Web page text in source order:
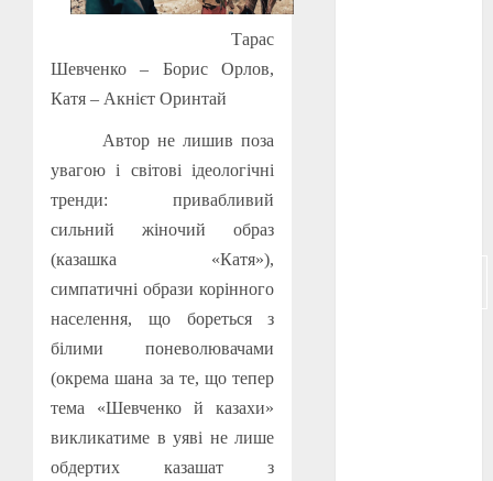
Тарас
Шевченко– Борис Орлов,
Катя – Акнієт Оринтай
Автор не лишив поза
увагою і світові ідеологічні
тренди: привабливий
сильний жіночий образ
(казашка «Катя»),
симпатичні образи корінного
населення, що бореться з
білими поневолювачами
(окрема шана за те, що тепер
тема «Шевченко й казахи»
викликатиме в уяві не лише
обдертих казашат з